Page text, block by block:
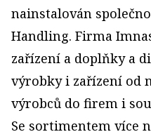
nainstalován
Handling. Firma
zařízení a doplňky a
výrobky i zařízení od
výrobců do firem i
Se sortimentem více